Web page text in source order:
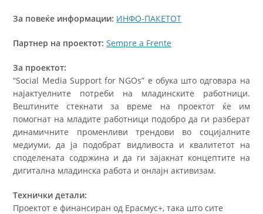
За повеќе информации: ИНФО-ПАКЕТОТ
Партнер на проектот: Sempre a Frente
За проектот:
“Social Media Support for NGOs” е обука што одговара на
најактуелните потреби на младинските работници.
Вештините стекнати за време на проектот ќе им
помогнат на младите работници подобро да ги разберат
динамичните променливи трендови во социјалните
медиуми, да ја подобрат видливоста и квалитетот на
споделената содржина и да ги зајакнат концептите на
дигитална младинска работа и онлајн активизам.
Технички детали:
Проектот е финансиран од Ерасмус+, така што сите